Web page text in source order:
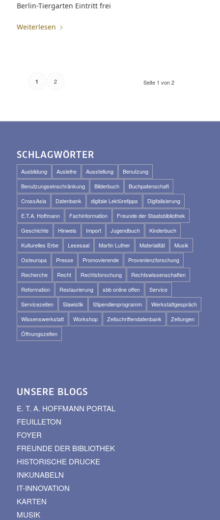
Berlin-Tiergarten Eintritt frei
Weiterlesen
Seite 1 von 2
1 2
SCHLAGWÖRTER
Ausbildung Ausleihe Ausstellung
Benutzung
Benutzungseinschränkung
Bilderbuch
Buchpatenschaft
CrossAsia
Datenbank digitale Lektüretipps
Digitalisierung
E.T.A. Hoffmann
Fachinformation
Freunde der Staatsbibliothek
Geschichte
Hinweis Import Jugendbuch
Kinderbuch
Kulturelles Erbe
Lesesaal Martin Luther Materialität
Musik
Osteuropa
Presse Promovierende
Provenienzforschung
Recherche
Recht Rechtsforschung
Rechtswissenschaften
Reformation
Restaurierung sbb online offen
Service
Servicezeiten
Slawistik Stipendienprogramm
Werkstattgespräch
Wissenswerkstatt
Workshop Zeitschriftendatenbank
Zeitungen
Öffnungszeiten
UNSERE BLOGS
E. T. A. HOFFMANN PORTAL
FEUILLETON
FOYER
FREUNDE DER BIBLIOTHEK
HISTORISCHE DRUCKE
INKUNABELN
IT-INNOVATION
KARTEN
MUSIK